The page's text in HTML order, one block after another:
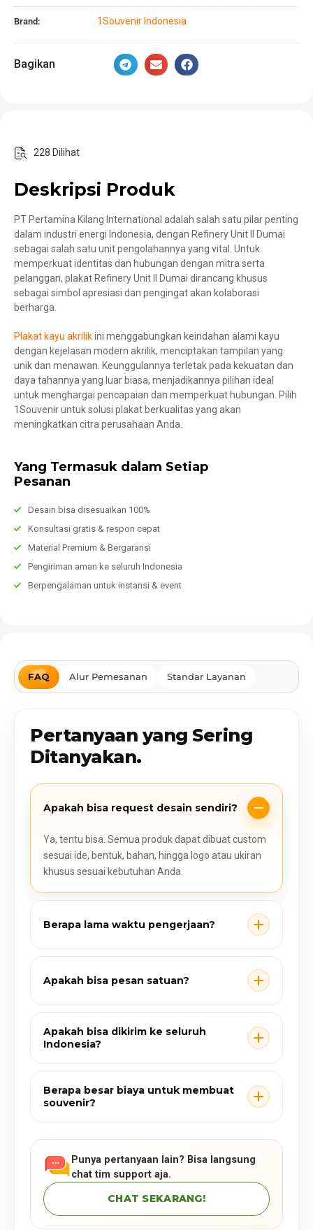
Brand: 1Souvenir Indonesia
Bagikan
228 Dilihat
Deskripsi Produk
PT Pertamina Kilang International adalah salah satu pilar penting
dalam industri energi Indonesia, dengan Refinery Unit II Dumai
sebagai salah satu unit pengolahannya yang vital. Untuk
memperkuat identitas dan hubungan dengan mitra serta
pelanggan, plakat Refinery Unit II Dumai dirancang khusus
sebagai simbol apresiasi dan pengingat akan kolaborasi
berharga.
Plakat kayu akrilikini menggabungkan keindahan alami kayu
dengan kejelasan modern akrilik, menciptakan tampilan yang
unik dan menawan. Keunggulannya terletak pada kekuatan dan
daya tahannya yang luar biasa, menjadikannya pilihan ideal
untuk menghargai pencapaian dan memperkuat hubungan. Pilih
1Souvenir untuk solusi plakat berkualitas yang akan
meningkatkan citra perusahaan Anda.
Yang Termasuk dalam Setiap
Pesanan
Desain bisa disesuaikan 100%
Konsultasi gratis & respon cepat
Material Premium & Bergaransi
Pengiriman aman ke seluruh Indonesia
Berpengalaman untuk instansi & event
FAQ Alur Pemesanan Standar Layanan
Pertanyaan yang Sering
Ditanyakan.
Apakah bisa request desain sendiri?
Ya, tentu bisa. Semua produk dapat dibuat custom
sesuai ide, bentuk, bahan, hingga logo atau ukiran
khusus sesuai kebutuhan Anda.
Berapa lama waktu pengerjaan?
Apakah bisa pesan satuan?
Apakah bisa dikirim ke seluruh
Indonesia?
Berapa besar biaya untuk membuat
souvenir?
Punya pertanyaan lain? Bisa langsung
chat tim support aja.
CHAT SEKARANG!